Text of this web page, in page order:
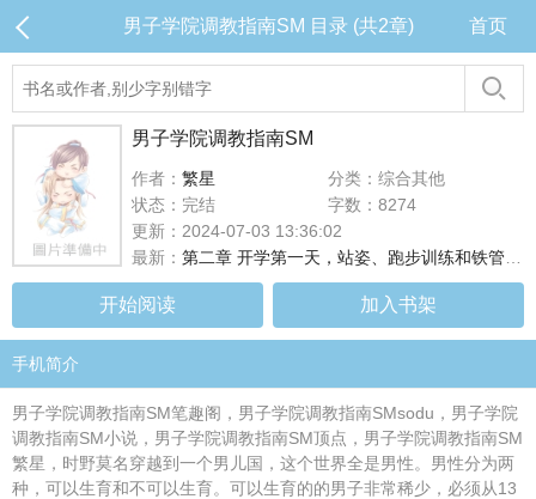
男子学院调教指南SM 目录 (共2章) 首页
男子学院调教指南SM
作者： 繁星
分类：综合其他
状态：完结
字数：8274
更新：2024-07-03 13:36:02
最新： 第二章 开学第一天，站姿、跑步训练和铁管CP眼灌水
开始阅读 加入书架
手机简介
男子学院调教指南SM笔趣阁，男子学院调教指南SMsodu，男子学院
调教指南SM小说，男子学院调教指南SM顶点，男子学院调教指南SM
繁星，时野莫名穿越到一个男儿国，这个世界全是男性。男性分为两
种，可以生育和不可以生育。可以生育的的男子非常稀少，必须从13